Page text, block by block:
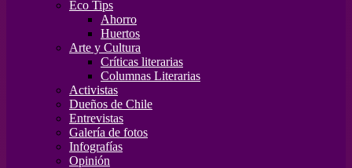
Eco Tips
Ahorro
Huertos
Arte y Cultura
Críticas literarias
Columnas Literarias
Activistas
Dueños de Chile
Entrevistas
Galería de fotos
Infografías
Opinión